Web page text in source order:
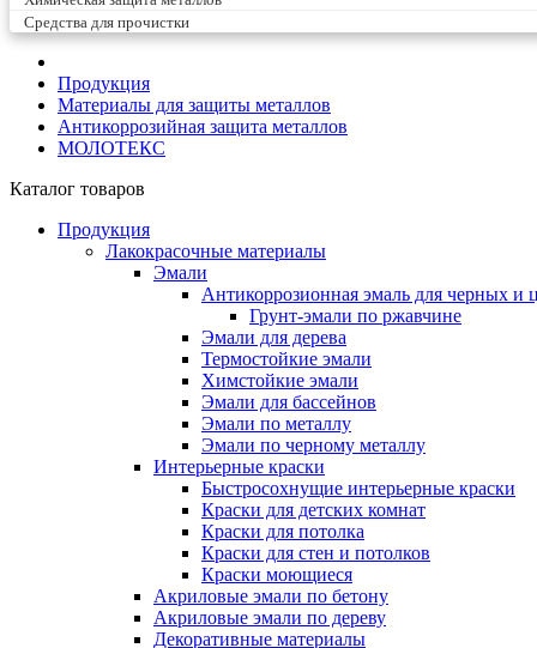
Средства для прочистки
Продукция
Материалы для защиты металлов
Антикоррозийная защита металлов
МОЛОТЕКС
Каталог товаров
Продукция
Лакокрасочные материалы
Эмали
Антикоррозионная эмаль для черных и
Грунт-эмали по ржавчине
Эмали для дерева
Термостойкие эмали
Химстойкие эмали
Эмали для бассейнов
Эмали по металлу
Эмали по черному металлу
Интерьерные краски
Быстросохнущие интерьерные краски
Краски для детских комнат
Краски для потолка
Краски для стен и потолков
Краски моющиеся
Акриловые эмали по бетону
Акриловые эмали по дереву
Декоративные материалы